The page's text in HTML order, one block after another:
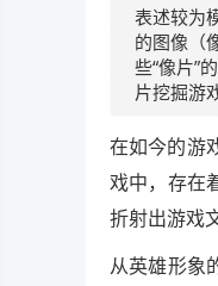
表述较为
的图像（
些“像片”
片挖掘游
在如今的游
戏中，存在
折射出游戏
从英雄形象